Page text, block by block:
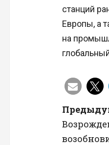
станций
Европы, а
на
Н
а